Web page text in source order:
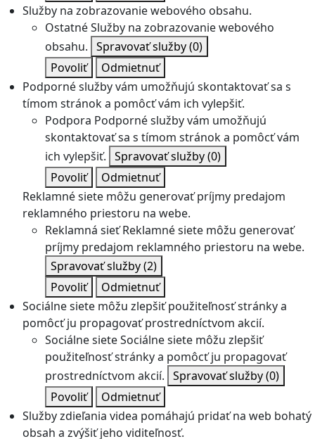
Služby na zobrazovanie webového obsahu.
OstatnéSlužby na zobrazovanie webového
obsahu. Spravovať služby(0)
Povoliť
Odmietnuť
Podporné služby vám umožňujú skontaktovať sa s
tímom stránok a pomôcť vám ich vylepšiť.
Podpora Podporné služby vám umožňujú
skontaktovať sa s tímom stránok a pomôcť vám
ich vylepšiť. Spravovať služby(0)
Povoliť
Odmietnuť
Reklamné siete môžu generovať príjmy predajom
reklamného priestoru na webe.
Reklamná sieť Reklamné siete môžu generovať
príjmy predajom reklamného priestoru na webe.
Spravovať služby(2)
Povoliť
Odmietnuť
Sociálne siete môžu zlepšiť použiteľnosť stránky a
pomôcť ju propagovať prostredníctvom akcií.
Sociálne sieteSociálne siete môžu zlepšiť
použiteľnosť stránky a pomôcť ju propagovať
prostredníctvom akcií. Spravovať služby(0)
Povoliť
Odmietnuť
Služby zdieľania videa pomáhajú pridať na web bohatý
obsah a zvýšiť jeho viditeľnosť.